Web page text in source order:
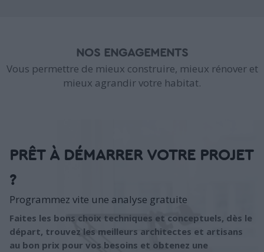
NOS ENGAGEMENTS
Vous permettre de mieux construire, mieux rénover et
mieux agrandir votre habitat.
PRÊT À DÉMARRER VOTRE PROJET
?
Programmez vite une analyse gratuite
Faites les bons choix techniques et conceptuels, dès le
départ, trouvez les meilleurs architectes et artisans
au bon prix pour vos besoins et obtenez une